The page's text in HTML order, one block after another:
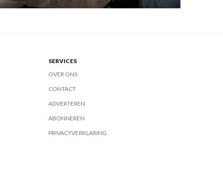
SERVICES
OVER ONS
CONTACT
ADVERTEREN
ABONNEREN
PRIVACYVERKLARING